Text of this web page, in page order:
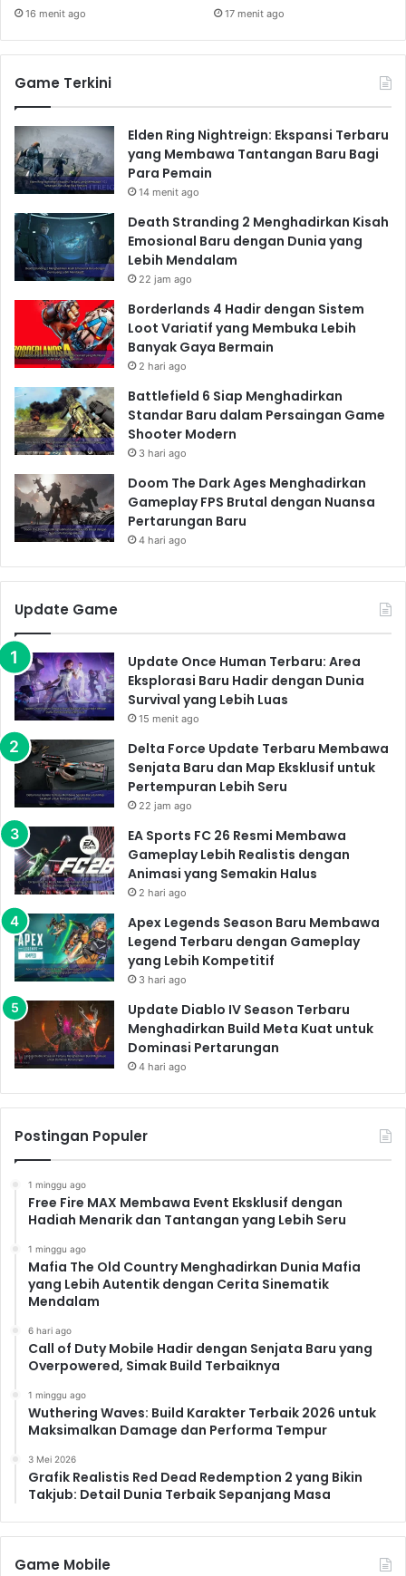
16 menit ago 17 menit ago
Game Terkini
Elden Ring Nightreign: Ekspansi Terbaru
yang Membawa Tantangan Baru Bagi
Para Pemain
14 menit ago
Death Stranding 2 Menghadirkan Kisah
Emosional Baru dengan Dunia yang
Lebih Mendalam
22 jam ago
Borderlands 4 Hadir dengan Sistem
Loot Variatif yang Membuka Lebih
Banyak Gaya Bermain
2 hari ago
Battlefield 6 Siap Menghadirkan
Standar Baru dalam Persaingan Game
Shooter Modern
3 hari ago
Doom The Dark Ages Menghadirkan
Gameplay FPS Brutal dengan Nuansa
Pertarungan Baru
4 hari ago
Update Game
Update Once Human Terbaru: Area
Eksplorasi Baru Hadir dengan Dunia
Survival yang Lebih Luas
15 menit ago
Delta Force Update Terbaru Membawa
Senjata Baru dan Map Eksklusif untuk
Pertempuran Lebih Seru
22 jam ago
EA Sports FC 26 Resmi Membawa
Gameplay Lebih Realistis dengan
Animasi yang Semakin Halus
2 hari ago
Apex Legends Season Baru Membawa
Legend Terbaru dengan Gameplay
yang Lebih Kompetitif
3 hari ago
Update Diablo IV Season Terbaru
Menghadirkan Build Meta Kuat untuk
Dominasi Pertarungan
4 hari ago
Postingan Populer
1 minggu ago
Free Fire MAX Membawa Event Eksklusif dengan
Hadiah Menarik dan Tantangan yang Lebih Seru
1 minggu ago
Mafia The Old Country Menghadirkan Dunia Mafia
yang Lebih Autentik dengan Cerita Sinematik
Mendalam
6 hari ago
Call of Duty Mobile Hadir dengan Senjata Baru yang
Overpowered, Simak Build Terbaiknya
1 minggu ago
Wuthering Waves: Build Karakter Terbaik 2026 untuk
Maksimalkan Damage dan Performa Tempur
3 Mei 2026
Grafik Realistis Red Dead Redemption 2 yang Bikin
Takjub: Detail Dunia Terbaik Sepanjang Masa
Game Mobile